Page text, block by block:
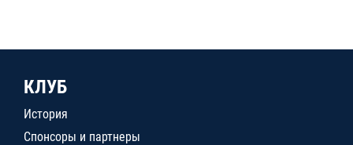
КЛУБ
История
Спонсоры и партнеры